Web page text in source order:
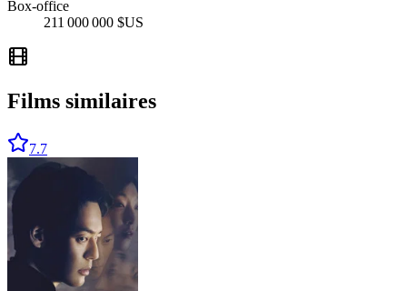
Box-office
211 000 000 $US
Films similaires
7.7